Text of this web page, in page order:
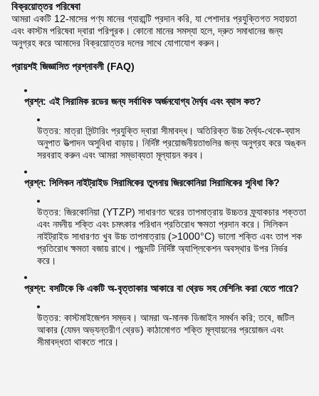
বিক্রয়োত্তর পরিষেবা
আমরা একটি 12-মাসের পণ্য মানের গ্যারান্টি প্রদান করি, যা পেশাদার প্রযুক্তিগত সহায়তা
এবং কাস্টম পরিষেবা দ্বারা পরিপূরক। কোনো মানের সমস্যা হলে, দ্রুত সমাধানের জন্য
অনুগ্রহ করে আমাদের বিক্রয়োত্তর দলের সাথে যোগাযোগ করুন।
প্রায়শই জিজ্ঞাসিত প্রশ্নাবলী (FAQ)
প্রশ্ন: এই সিরামিক রডের জন্য সর্বাধিক অর্জনযোগ্য দৈর্ঘ্য এবং ব্যাস কত?
উত্তর: মাত্রা সিন্টারিং প্রযুক্তি দ্বারা সীমাবদ্ধ। অতিরিক্ত উচ্চ দৈর্ঘ্য-থেকে-ব্যাস
অনুপাত উত্পাদন অসুবিধা বাড়ায়। নির্দিষ্ট প্রয়োজনীয়তাগুলির জন্য অনুগ্রহ করে অঙ্কন
সরবরাহ করুন এবং আমরা সম্ভাব্যতা মূল্যায়ন করব।
প্রশ্ন: সিলিকন নাইট্রাইড সিরামিকের তুলনায় জিরকোনিয়া সিরামিকের সুবিধা কি?
উত্তর: জিরকোনিয়া (YTZP) সাধারণত ঘরের তাপমাত্রায় উচ্চতর ফ্র্যাকচার শক্ততা
এবং নমনীয় শক্তি এবং চমৎকার পরিধান প্রতিরোধ ক্ষমতা প্রদান করে। সিলিকন
নাইট্রাইড সাধারণত খুব উচ্চ তাপমাত্রায় (>1000°C) ভালো শক্তি এবং তাপ শক
প্রতিরোধ ক্ষমতা বজায় রাখে। পছন্দটি নির্দিষ্ট অ্যাপ্লিকেশন অবস্থার উপর নির্ভর
করে।
প্রশ্ন: বসটিকে কি একটি অ-বৃত্তাকার আকারে বা থ্রেড সহ মেশিনিং করা যেতে পারে?
উত্তর: কাস্টমাইজেশন সম্ভব। আমরা অ-মানক ডিজাইন সমর্থন করি; তবে, জটিল
আকার (যেমন অভ্যন্তরীণ থ্রেড) কাঠামোগত শক্তি মূল্যায়নের প্রয়োজন এবং
সীমাবদ্ধতা থাকতে পারে।